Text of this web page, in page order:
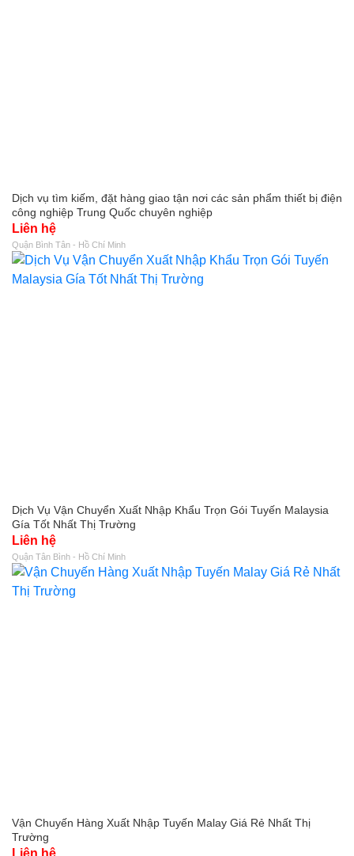
Dịch vụ tìm kiếm, đặt hàng giao tận nơi các sản phẩm thiết bị điện
công nghiệp Trung Quốc chuyên nghiệp
Liên hệ
Quận Bình Tân - Hồ Chí Minh
Dịch Vụ Vận Chuyển Xuất Nhập Khẩu Trọn Gói Tuyến Malaysia
Gía Tốt Nhất Thị Trường
Liên hệ
Quận Tân Bình - Hồ Chí Minh
Vận Chuyến Hàng Xuất Nhập Tuyến Malay Giá Rẻ Nhất Thị
Trường
Liên hệ